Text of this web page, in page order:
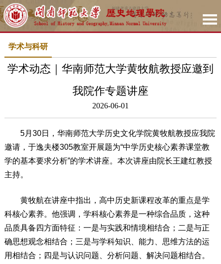
学术与科研
学术动态｜华南师范大学黄牧航教授应邀到
我院作专题讲座
2026-06-01
5月30日，华南师范大学历史文化学院黄牧航教授应我院
邀请，于逸夫楼305教室开展题为“中学历史核心素养课堂教
学的基本要求分析”的学术讲座。本次讲座由院长王建红教授
主持。
黄牧航在讲座中指出，高中历史新课程改革的重点是学
科核心素养。他强调，学科核心素养是一种综合品质，这种
品质具备四方面特征：一是与实践和情境相结合；二是与正
确思想观念相结合；三是与学科知识、能力、思维方法的运
用相结合；四是与认识问题、分析问题、解决问题相结合。